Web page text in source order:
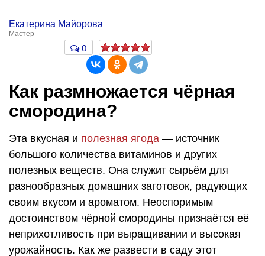
Екатерина Майорова
Мастер
0
Как размножается чёрная
смородина?
Эта вкусная и полезная ягода — источник
большого количества витаминов и других
полезных веществ. Она служит сырьём для
разнообразных домашних заготовок, радующих
своим вкусом и ароматом. Неоспоримым
достоинством чёрной смородины признаётся её
неприхотливость при выращивании и высокая
урожайность. Как же развести в саду этот